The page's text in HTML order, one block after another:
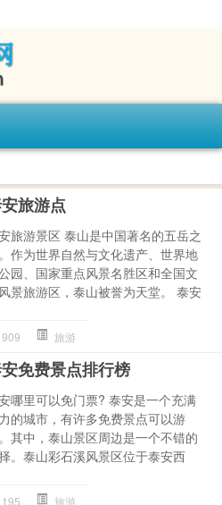
旅游点
旅游景区 泰山是中国著名的五岳之
作为世界自然与文化遗产、世界地
园、国家重点风景名胜区和全国文
景旅游区，泰山被誉为天堂。 泰安
909 旅游
免费景点排行榜
哪里可以免门票? 泰安是一个充满
的城市，有许多免费景点可以游
其中，泰山景区周边是一个不错的
。泰山彩石溪风景区位于泰安西
195 旅游